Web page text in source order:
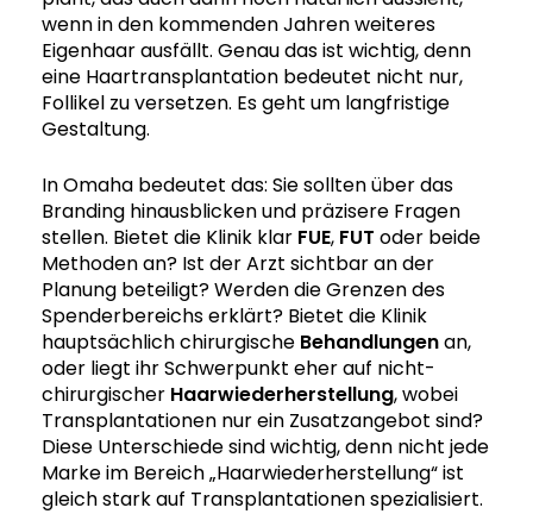
wenn in den kommenden Jahren weiteres
Eigenhaar ausfällt. Genau das ist wichtig, denn
eine Haartransplantation bedeutet nicht nur,
Follikel zu versetzen. Es geht um langfristige
Gestaltung.
In Omaha bedeutet das: Sie sollten über das
Branding hinausblicken und präzisere Fragen
stellen. Bietet die Klinik klar FUE, FUT oder beide
Methoden an? Ist der Arzt sichtbar an der
Planung beteiligt? Werden die Grenzen des
Spenderbereichs erklärt? Bietet die Klinik
hauptsächlich chirurgische Behandlungenan,
oder liegt ihr Schwerpunkt eher auf nicht-
chirurgischer Haarwiederherstellung, wobei
Transplantationen nur ein Zusatzangebot sind?
Diese Unterschiede sind wichtig, denn nicht jede
Marke im Bereich „Haarwiederherstellung“ ist
gleich stark auf Transplantationen spezialisiert.